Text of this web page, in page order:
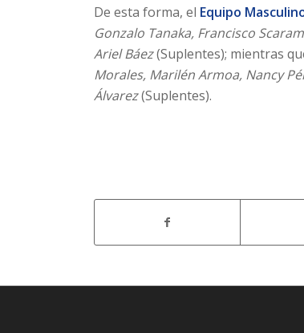
De esta forma, el Equipo
Gonzalo Tanaka, Francisco
Ariel Báez(Suplentes); mientras
Morales, Marilén Armoa, Nancy
Álvarez(Suplentes).